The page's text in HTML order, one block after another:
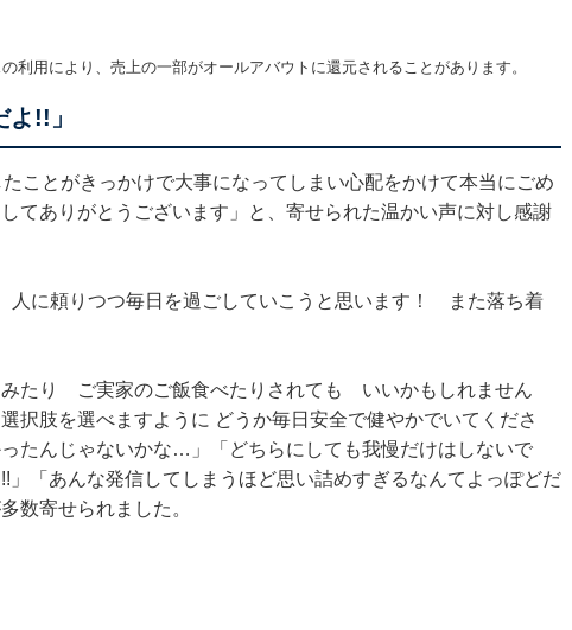
利用により、売上の一部がオールアバウトに還元されることがあります。
!!」
ことがきっかけで大事になってしまい心配をかけて本当にごめ
てありがとうございます」と、寄せられた温かい声に対し感謝
人に頼りつつ毎日を過ごしていこうと思います！ また落ち着
みたり ご実家のご飯食べたりされても いいかもしれません
択肢を選べますように どうか毎日安全で健やかでいてくださ
たんじゃないかな…」「どちらにしても我慢だけはしないで
」「あんな発信してしまうほど思い詰めすぎるなんてよっぽどだ
数寄せられました。